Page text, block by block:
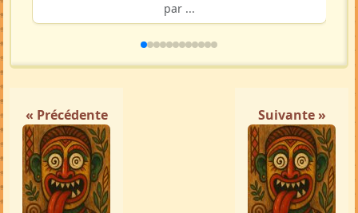
par ...
« Précédente Suivante »